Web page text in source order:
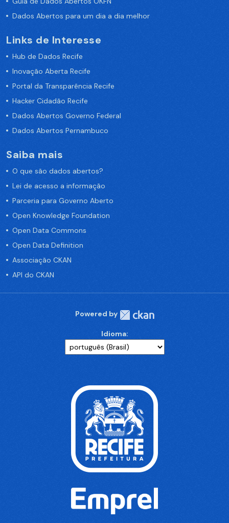
Dados Abertos para um dia a dia melhor
Links de Interesse
Hub de Dados Recife
Inovação Aberta Recife
Portal da Transparência Recife
Hacker Cidadão Recife
Dados Abertos Governo Federal
Dados Abertos Pernambuco
Saiba mais
O que são dados abertos?
Lei de acesso a informação
Parceria para Governo Aberto
Open Knowledge Foundation
Open Data Commons
Open Data Definition
Associação CKAN
API do CKAN
Powered by
Idioma